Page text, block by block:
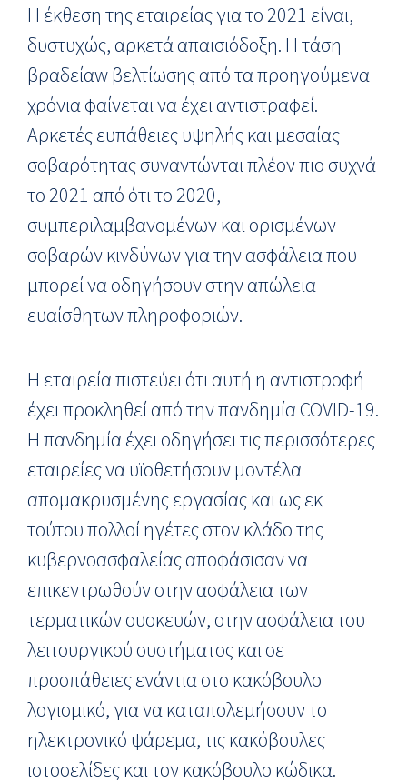
Η έκθεση της εταιρείας για το 2021 είναι,
δυστυχώς, αρκετά απαισιόδοξη. Η τάση
βραδείαw βελτίωσης από τα προηγούμενα
χρόνια φαίνεται να έχει αντιστραφεί.
Αρκετές ευπάθειες υψηλής και μεσαίας
σοβαρότητας συναντώνται πλέον πιο συχνά
το 2021 από ότι το 2020,
συμπεριλαμβανομένων και ορισμένων
σοβαρών κινδύνων για την ασφάλεια που
μπορεί να οδηγήσουν στην απώλεια
ευαίσθητων πληροφοριών.
Η εταιρεία πιστεύει ότι αυτή η αντιστροφή
έχει προκληθεί από την πανδημία COVID-19.
Η πανδημία έχει οδηγήσει τις περισσότερες
εταιρείες να υϊοθετήσουν μοντέλα
απομακρυσμένης εργασίας και ως εκ
τούτου πολλοί ηγέτες στον κλάδο της
κυβερνοασφαλείας αποφάσισαν να
επικεντρωθούν στην ασφάλεια των
τερματικών συσκευών, στην ασφάλεια του
λειτουργικού συστήματος και σε
προσπάθειες ενάντια στο κακόβουλο
λογισμικό, για να καταπολεμήσουν το
ηλεκτρονικό ψάρεμα, τις κακόβουλες
ιστοσελίδες και τον κακόβουλο κώδικα.